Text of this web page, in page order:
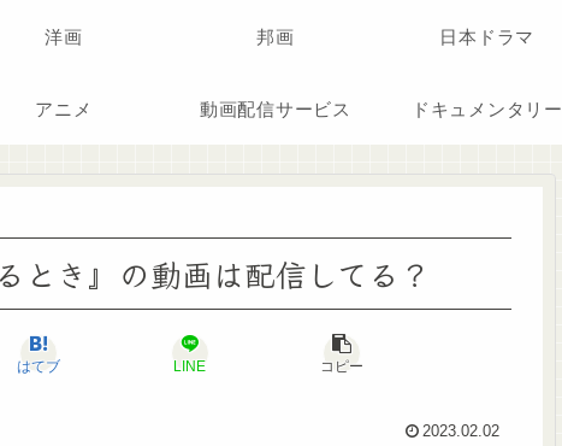
洋画 邦画 日本ドラマ
アニメ 動画配信サービス ドキュメンタリー
とき』の動画は配信してる？
はてブ LINE コピー
2023.02.02